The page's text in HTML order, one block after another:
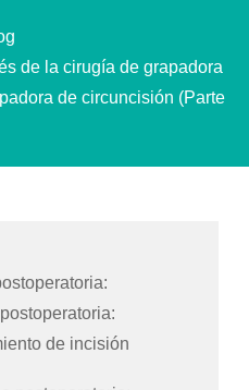
de la cirugía de grapadora
de circuncisión (Parte
de incisión